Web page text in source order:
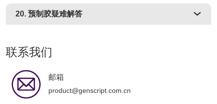
20. 预制胶疑难解答
联系我们
邮箱
product@genscript.com.cn